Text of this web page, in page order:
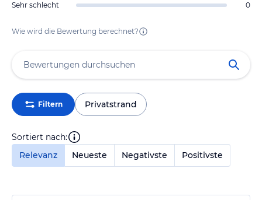
Sehr schlecht
0
Wie wird die Bewertung berechnet?
Filtern Privatstrand
Sortiert nach:
Relevanz
Neueste Negativste Positivste